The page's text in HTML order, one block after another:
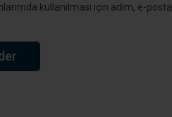
kullanılması için adım, e-